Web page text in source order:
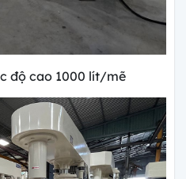
độ cao 1000 lít/mẽ